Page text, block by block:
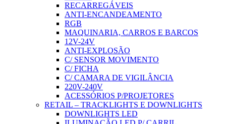
RECARREGÁVEIS
ANTI-ENCANDEAMENTO
RGB
MAQUINARIA, CARROS E BARCOS
12V-24V
ANTI-EXPLOSÃO
C/ SENSOR MOVIMENTO
C/ FICHA
C/ CAMARA DE VIGILÂNCIA
220V-240V
ACESSÓRIOS P/PROJETORES
RETAIL – TRACKLIGHTS E DOWNLIGHTS
DOWNLIGHTS LED